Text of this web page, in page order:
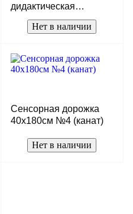
дидактическая
(поролон,
винилискожа)
Нет в наличии
Сенсорная дорожка
40х180см №4 (канат)
Нет в наличии